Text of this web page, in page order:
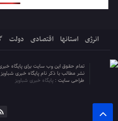
انرژی استانها اقتصادی دولت
تمام حقوق این وب سایت برای پایگاه
نشر مطالب با ذکر نام پایگاه خبری
طراحی سایت : پایگاه خبری شباویز